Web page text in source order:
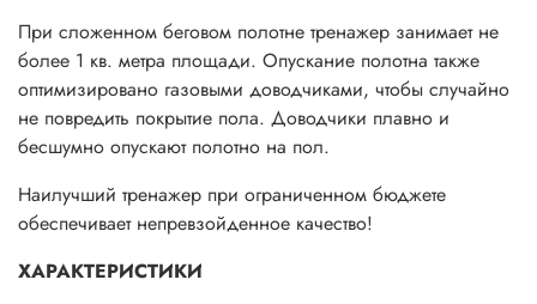
При сложенном беговом полотне тренажер занимает не
более 1 кв. метра площади. Опускание полотна также
оптимизировано газовыми доводчиками, чтобы случайно
не повредить покрытие пола. Доводчики плавно и
бесшумно опускают полотно на пол.
Наилучший тренажер при ограниченном бюджете
обеспечивает непревзойденное качество!
ХАРАКТЕРИСТИКИ